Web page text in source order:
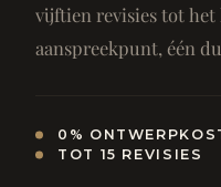
vijftien revisies tot het
aanspreekpunt, één
0%
TOT 15 REVISIES